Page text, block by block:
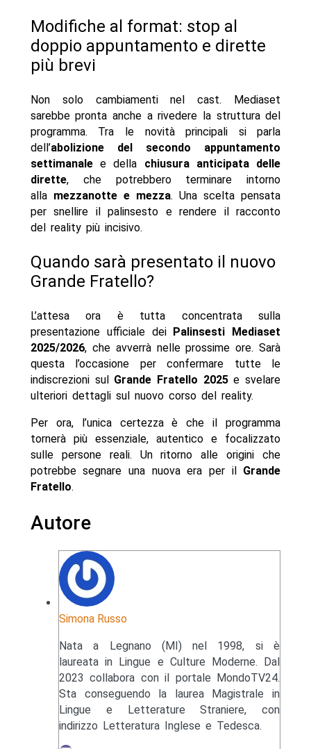
Modifiche al format: stop al
doppio appuntamento e dirette
più brevi
Non solo cambiamenti nel cast. Mediaset
sarebbe pronta anche a rivedere la struttura del
programma. Tra le novità principali si parla
dell’abolizione del secondo appuntamento
settimanalee della chiusura anticipata delle
dirette, che potrebbero terminare intorno
alla mezzanotte e mezza. Una scelta pensata
per snellire il palinsesto e rendere il racconto
del reality più incisivo.
Quando sarà presentato il nuovo
Grande Fratello?
L’attesa ora è tutta concentrata sulla
presentazione ufficiale dei
Palinsesti Mediaset
2025/2026, che avverrà nelle prossime ore. Sarà
questa l’occasione per confermare tutte le
indiscrezioni sul Grande Fratello 2025e svelare
ulteriori dettagli sul nuovo corso del reality.
Per ora, l’unica certezza è che il programma
tornerà più essenziale, autentico e focalizzato
sulle persone reali. Un ritorno alle origini che
potrebbe segnare una nuova era per il Grande
Fratello.
Autore
Simona Russo
Nata a Legnano (MI) nel 1998, si è
laureata in Lingue e Culture Moderne. Dal
2023 collabora con il portale MondoTV24.
Sta conseguendo la laurea Magistrale in
Lingue e Letterature Straniere, con
indirizzo Letteratura Inglese e Tedesca.